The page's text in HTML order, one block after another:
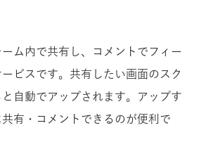
ム内で共有し、コメントでフィー
ービスです。共有したい画面のスク
自動でアップされます。アップす
有・コメントできるのが便利で